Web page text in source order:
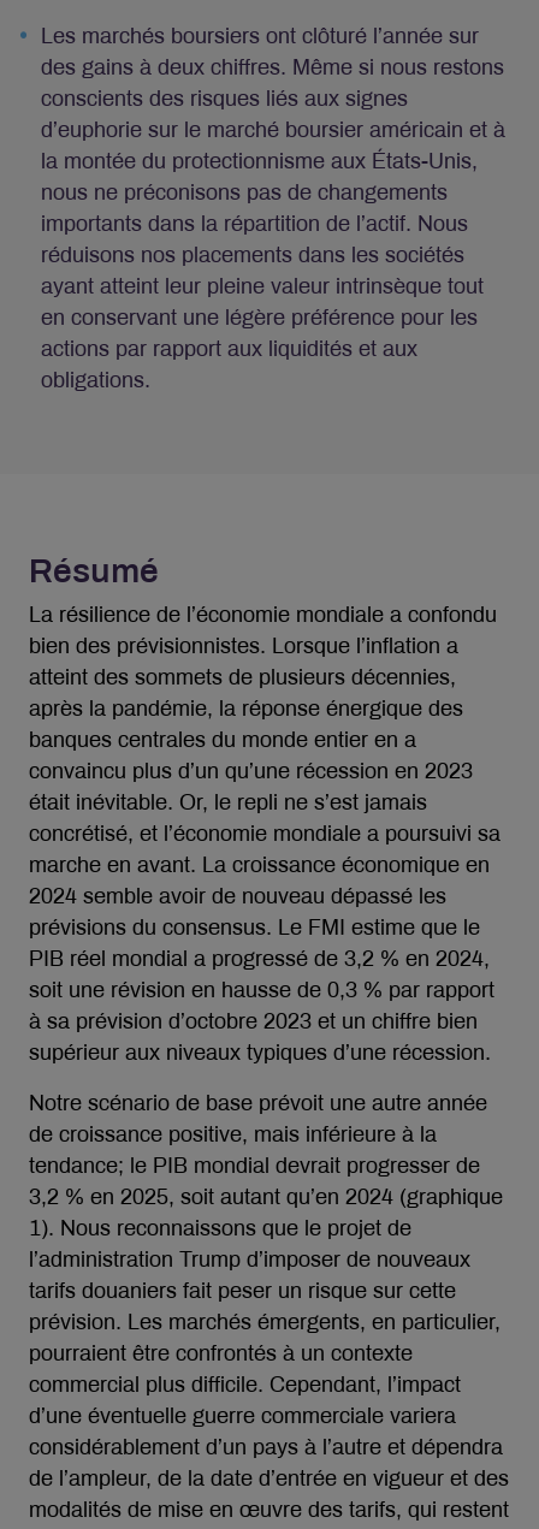
Les marchés boursiers ont clôturé l’année sur
des gains à deux chiffres. Même si nous restons
conscients des risques liés aux signes
d’euphorie sur le marché boursier américain et à
la montée du protectionnisme aux États-Unis,
nous ne préconisons pas de changements
importants dans la répartition de l’actif. Nous
réduisons nos placements dans les sociétés
ayant atteint leur pleine valeur intrinsèque tout
en conservant une légère préférence pour les
actions par rapport aux liquidités et aux
obligations.
Résumé
La résilience de l’économie mondiale a confondu
bien des prévisionnistes. Lorsque l’inflation a
atteint des sommets de plusieurs décennies,
après la pandémie, la réponse énergique des
banques centrales du monde entier en a
convaincu plus d’un qu’une récession en 2023
était inévitable. Or, le repli ne s’est jamais
concrétisé, et l’économie mondiale a poursuivi sa
marche en avant. La croissance économique en
2024 semble avoir de nouveau dépassé les
prévisions du consensus. Le FMI estime que le
PIB réel mondial a progressé de 3,2 % en 2024,
soit une révision en hausse de 0,3 % par rapport
à sa prévision d’octobre 2023 et un chiffre bien
supérieur aux niveaux typiques d’une récession.
Notre scénario de base prévoit une autre année
de croissance positive, mais inférieure à la
tendance; le PIB mondial devrait progresser de
3,2 % en 2025, soit autant qu’en 2024 (graphique
1). Nous reconnaissons que le projet de
l’administration Trump d’imposer de nouveaux
tarifs douaniers fait peser un risque sur cette
prévision. Les marchés émergents, en particulier,
pourraient être confrontés à un contexte
commercial plus difficile. Cependant, l’impact
d’une éventuelle guerre commerciale variera
considérablement d’un pays à l’autre et dépendra
de l’ampleur, de la date d’entrée en vigueur et des
modalités de mise en œuvre des tarifs, qui restent